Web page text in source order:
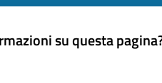
su questa